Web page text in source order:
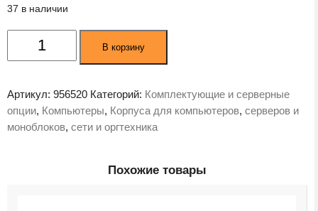
37 в наличии
Количество
товара
ATX
В корзину
Артикул: 956520 Категорий: Комплектующие и серверные
опции, Компьютеры, Корпуса для компьютеров, серверов и
моноблоков, сети и оргтехника
Похожие товары